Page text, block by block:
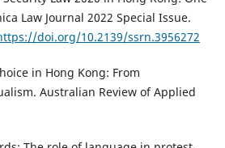
Law Journal 2022 Special Issue.
doi.org/10.2139/ssrn.3956272
in Hong Kong: From
Australian Review of Applied